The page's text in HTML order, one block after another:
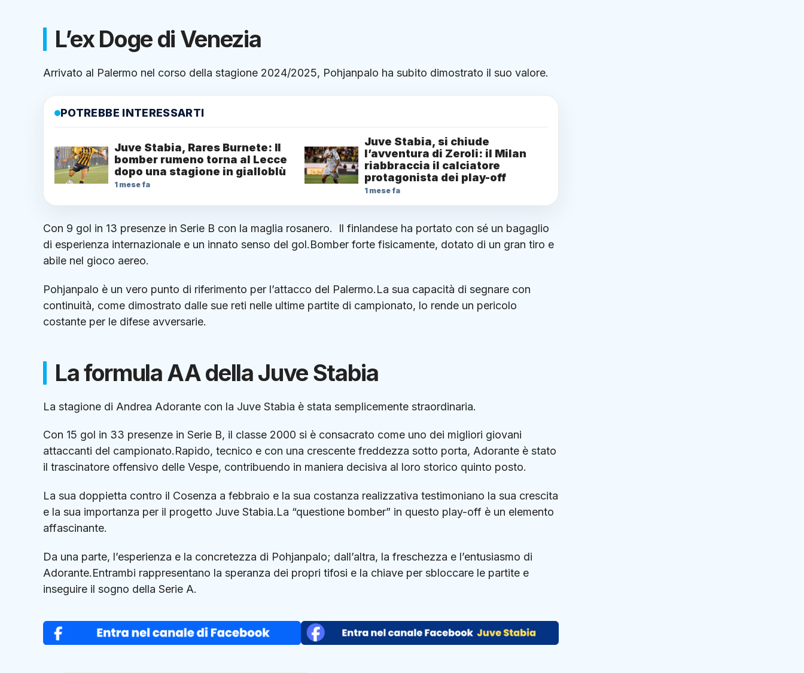
L’ex Doge di Venezia
Arrivato al Palermo nel corso della stagione 2024/2025, Pohjanpalo ha subito dimostrato il suo valore.
POTREBBE INTERESSARTI
Juve Stabia, Rares Burnete: Il
bomber rumeno torna al Lecce
dopo una stagione in gialloblù
1 mese fa
Juve Stabia, si chiude
l’avventura di Zeroli: il Milan
riabbraccia il calciatore
protagonista dei play-off
1 mese fa
Con 9 gol in 13 presenze in Serie B con la maglia rosanero. Il finlandese ha portato con sé un bagaglio
di esperienza internazionale e un innato senso del gol.Bomber forte fisicamente, dotato di un gran tiro e
abile nel gioco aereo.
Pohjanpalo è un vero punto di riferimento per l’attacco del Palermo.La sua capacità di segnare con
continuità, come dimostrato dalle sue reti nelle ultime partite di campionato, lo rende un pericolo
costante per le difese avversarie.
La formula AA della Juve Stabia
La stagione di Andrea Adorante con la Juve Stabia è stata semplicemente straordinaria.
Con 15 gol in 33 presenze in Serie B, il classe 2000 si è consacrato come uno dei migliori giovani
attaccanti del campionato.Rapido, tecnico e con una crescente freddezza sotto porta, Adorante è stato
il trascinatore offensivo delle Vespe, contribuendo in maniera decisiva al loro storico quinto posto.
La sua doppietta contro il Cosenza a febbraio e la sua costanza realizzativa testimoniano la sua crescita
e la sua importanza per il progetto Juve Stabia.La “questione bomber” in questo play-off è un elemento
affascinante.
Da una parte, l’esperienza e la concretezza di Pohjanpalo; dall’altra, la freschezza e l’entusiasmo di
Adorante.Entrambi rappresentano la speranza dei propri tifosi e la chiave per sbloccare le partite e
inseguire il sogno della Serie A.